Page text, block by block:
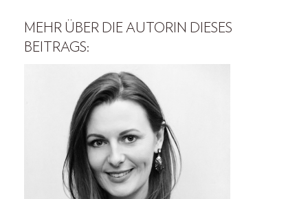
MEHR ÜBER DIE AUTORIN DIESES
BEITRAGS: